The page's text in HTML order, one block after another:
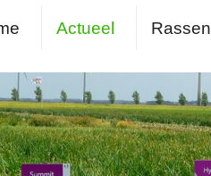
Actueel Rassen